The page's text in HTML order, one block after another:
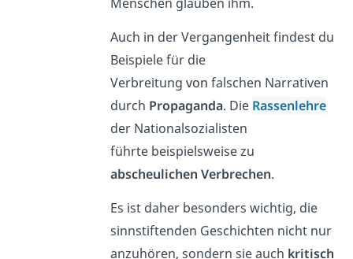
Auch in der Vergangenheit findest du
Beispiele für die
Verbreitung von falschen Narrativen
durch Propaganda. Die Rassenlehre
der Nationalsozialisten
führte beispielsweise zu
abscheulichen Verbrechen.
Es ist daher besonders wichtig, die
sinnstiftenden Geschichten nicht nur
anzuhören, sondern sie auch kritisch